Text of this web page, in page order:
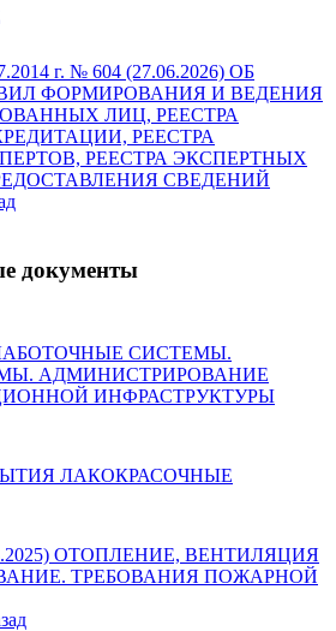
г. № 604 (27.06.2026) ОБ
ФОРМИРОВАНИЯ И ВЕДЕНИЯ
ЛИЦ, РЕЕСТРА
РЕЕСТРА
РЕЕСТРА ЭКСПЕРТНЫХ
СВЕДЕНИЙ
документы
СИСТЕМЫ.
АДМИНИСТРИРОВАНИЕ
ИНФРАСТРУКТУРЫ
ЛАКОКРАСОЧНЫЕ
ОТОПЛЕНИЕ, ВЕНТИЛЯЦИЯ
ТРЕБОВАНИЯ ПОЖАРНОЙ